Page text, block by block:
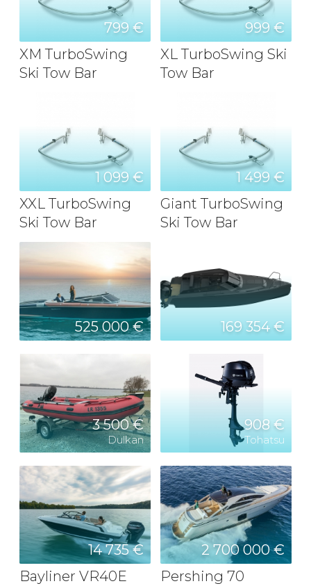
799 €
XM TurboSwing
Ski Tow Bar
999 €
XL TurboSwing Ski
Tow Bar
1 099 €
XXL TurboSwing
Ski Tow Bar
1 499 €
Giant TurboSwing
Ski Tow Bar
525 000 € 169 354 €
3 500 €
Dulkan
908 €
Tohatsu
14 735 €
Bayliner VR40E
2 700 000 €
Pershing 70